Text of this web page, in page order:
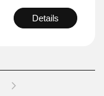
Details